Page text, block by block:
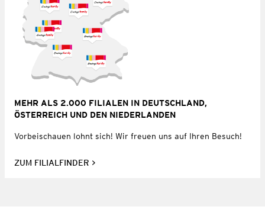
MEHR ALS 2.000 FILIALEN IN DEUTSCHLAND,
ÖSTERREICH UND DEN NIEDERLANDEN
Vorbeischauen lohnt sich! Wir freuen uns auf Ihren Besuch!
ZUM FILIALFINDER